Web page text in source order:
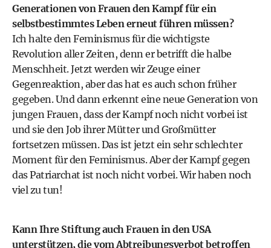
Generationen von Frauen den Kampf für ein
selbstbestimmtes Leben erneut führen müssen?
Ich halte den Feminismus für die wichtigste
Revolution aller Zeiten, denn er betrifft die halbe
Menschheit. Jetzt werden wir Zeuge einer
Gegenreaktion, aber das hat es auch schon früher
gegeben. Und dann erkennt eine neue Generation von
jungen Frauen, dass der Kampf noch nicht vorbei ist
und sie den Job ihrer Mütter und Großmütter
fortsetzen müssen. Das ist jetzt ein sehr schlechter
Moment für den Feminismus. Aber der Kampf gegen
das Patriarchat ist noch nicht vorbei. Wir haben noch
viel zu tun!
Kann Ihre Stiftung auch Frauen in den USA
unterstützen, die vom Abtreibungsverbot betroffen